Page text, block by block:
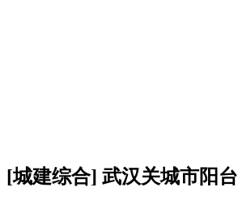
[城建综合] 武汉关城市阳台